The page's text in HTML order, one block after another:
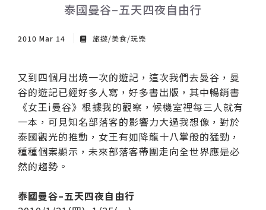
泰國曼谷–五天四夜自由行
2010 Mar 14 旅遊/美食/玩樂
又到四個月出境一次的遊記，這次我們去曼谷，曼
谷的遊記已經好多人寫，好多書出版，其中暢銷書
《女王i曼谷》根據我的觀察，候機室裡每三人就有
一本，可見知名部落客的影響力大過我想像，對於
泰國觀光的推動，女王有如降龍十八掌般的猛勁，
種種個案顯示，未來部落客帶團走向全世界應是必
然的趨勢。
泰國曼谷–五天四夜自由行